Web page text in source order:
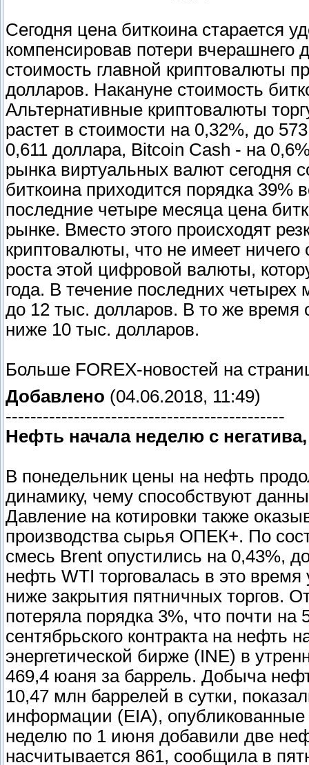
Сегодня цена биткоина старается
компенсировав потери вчерашнего
стоимость главной криптовалюты
долларов. Накануне стоимость
Альтернативные криптовалюты
растет в стоимости на 0,32%, до
0,611 доллара, Bitcoin Cash - на
рынка виртуальных валют сегодня
биткоина приходится порядка 39%
последние четыре месяца цена
рынке. Вместо этого происходят
криптовалюты, что не имеет
роста этой цифровой валюты,
года. В течение последних четырех
до 12 тыс. долларов. В то же время
ниже 10 тыс. долларов.
Больше FOREX-новостей на
Добавлено (04.06.2018, 11:49)
---------------------------------------------
Нефть начала неделю с
В понедельник цены на нефть
динамику, чему способствуют
Давление на котировки также
производства сырья ОПЕК+. По
смесь Brent опустились на 0,43%,
нефть WTI торговалась в это
ниже закрытия пятничных торгов.
потеряла порядка 3%, что почти
сентябрьского контракта на нефть
энергетической бирже (INE) в
469,4 юаня за баррель. Добыча
10,47 млн баррелей в сутки,
информации (EIA), опубликованные
неделю по 1 июня добавили две
насчитывается 861, сообщила в